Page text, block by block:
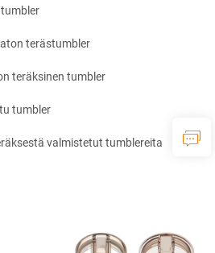
terästumbler
teräksinen tumbler
tumbler
valmistetut tumblereita